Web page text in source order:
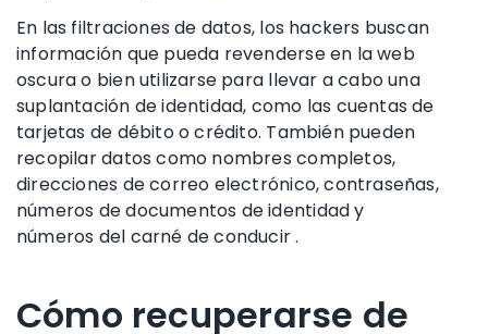
En las filtraciones de datos, los hackers buscan
información que pueda revenderse en la web
oscura o bien utilizarse para llevar a cabo una
suplantación de identidad, como las cuentas de
tarjetas de débitoocrédito. También pueden
recopilar datos como nombres completos,
direcciones de correo electrónico, contraseñas,
números de documentos de identidady
números del carné de conducir.
Cómo recuperarse de